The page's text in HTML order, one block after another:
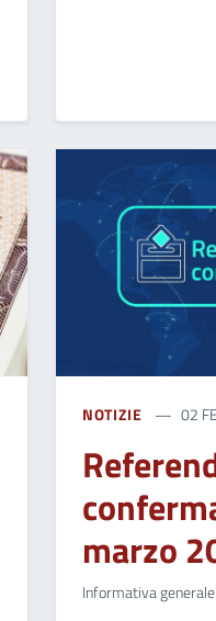
NOTIZIE 02
marzo
Informativa generale